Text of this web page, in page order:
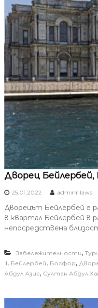
Дворец Бейлербей,
25.01.2022 adminrilaws
Дворецът Бейлербей е
в квартал Бейлербей в
непосредствена
Забележителности,
II, Бейлербей, Босфор,
Абдул Азис, Султан Абдул